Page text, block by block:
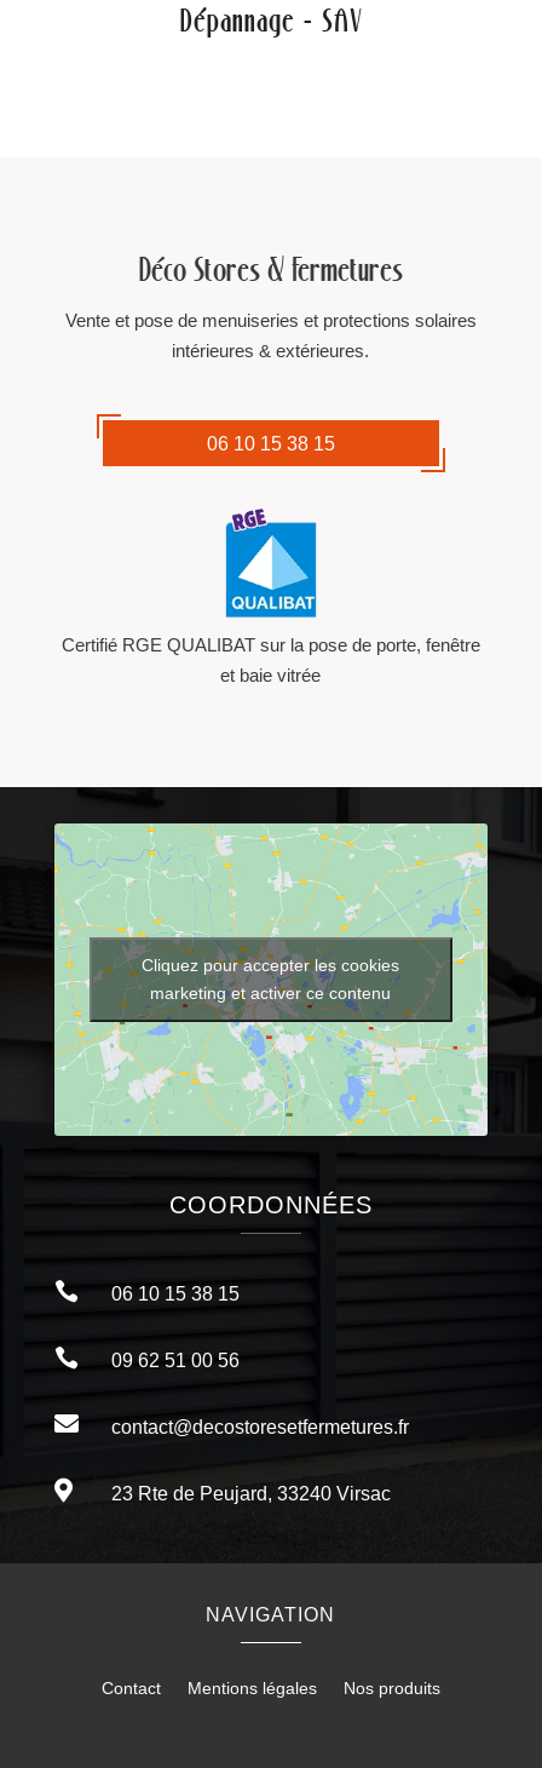
Dépannage - SAV
Déco Stores & Fermetures
Vente et pose de menuiseries et protections solaires
intérieures & extérieures.
06 10 15 38 15
Certifié RGE QUALIBAT sur la pose de porte, fenêtre
et baie vitrée
Cliquez pour accepter les cookies
marketing et activer ce contenu
COORDONNÉES
 06 10 15 38 15
 09 62 51 00 56
 contact@decostoresetfermetures.fr
 23 Rte de Peujard, 33240 Virsac
NAVIGATION
Contact Mentions légales Nos produits